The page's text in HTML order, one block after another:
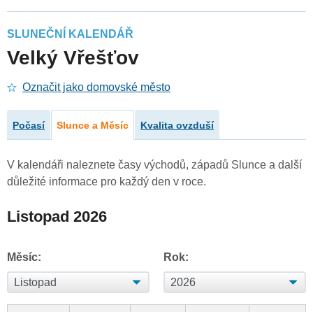
SLUNEČNÍ KALENDÁŘ
Velký Vřešťov
Označit jako domovské město
Počasí Slunce a Měsíc Kvalita ovzduší
V kalendáři naleznete časy východů, západů Slunce a další
důležité informace pro každý den v roce.
Listopad 2026
Měsíc: Rok: